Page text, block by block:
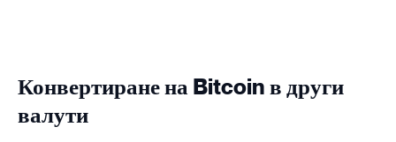
Конвертиране на Bitcoin в други
валути